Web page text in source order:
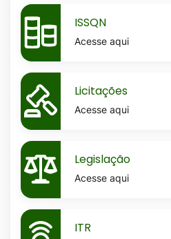
MaskIssqn
ISSQN
Acesse aqui
MaskLicitacoes
Licitações
Acesse aqui
MaskLegislacao
Legislação
Acesse aqui
MaskItr ITR